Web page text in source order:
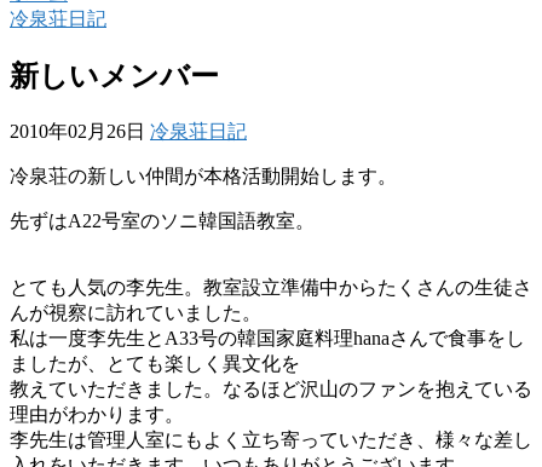
冷泉荘日記
新しいメンバー
2010年02月26日 冷泉荘日記
冷泉荘の新しい仲間が本格活動開始します。
先ずはA22号室のソニ韓国語教室。
とても人気の李先生。教室設立準備中からたくさんの生徒さ
んが視察に訪れていました。
私は一度李先生とA33号の韓国家庭料理hanaさんで食事をし
ましたが、とても楽しく異文化を
教えていただきました。なるほど沢山のファンを抱えている
理由がわかります。
李先生は管理人室にもよく立ち寄っていただき、様々な差し